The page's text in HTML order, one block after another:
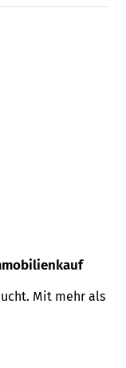
Mit mehr als